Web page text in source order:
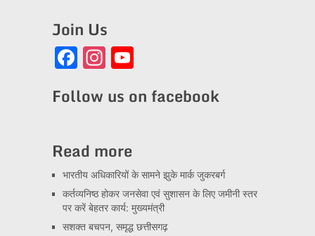
Join Us
Facebook
Instagram
YouTube
Follow us on facebook
Read more
भारतीय अधिकारियों के सामने झुके मार्क जुकरबर्ग
कर्तव्यनिष्ठ होकर जनसेवा एवं सुशासन के लिए जमीनी स्तर
पर करें बेहतर कार्य: मुख्यमंत्री
सशक्त बचपन, समृद्ध छत्तीसगढ़